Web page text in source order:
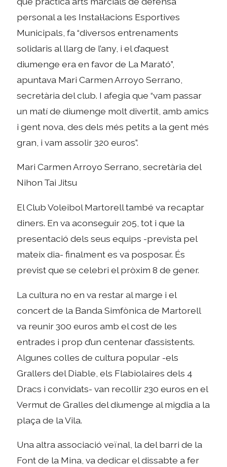
personal a les Instal·lacions Esportives
Municipals, fa “diversos entrenaments
solidaris al llarg de l’any, i el d’aquest
diumenge era en favor de La Marató”,
apuntava Mari Carmen Arroyo Serrano,
secretària del club. I afegia que “vam passar
un matí de diumenge molt divertit, amb amics
i gent nova, des dels més petits a la gent més
gran, i vam assolir 320 euros”.
Mari Carmen Arroyo Serrano, secretària del
Nihon Tai Jitsu
El Club Voleibol Martorell també va recaptar
diners. En va aconseguir 205, tot i que la
presentació dels seus equips -prevista pel
mateix dia- finalment es va posposar. És
previst que se celebri el pròxim 8 de gener.
La cultura no en va restar al marge i el
concert de la Banda Simfònica de Martorell
va reunir 300 euros amb el cost de les
entrades i prop d’un centenar d’assistents.
Algunes colles de cultura popular -els
Grallers del Diable, els Flabiolaires dels 4
Dracs i convidats- van recollir 230 euros en el
Vermut de Gralles del diumenge al migdia a la
plaça de la Vila.
Una altra associació veïnal, la del barri de la
Font de la Mina, va dedicar el dissabte a fer